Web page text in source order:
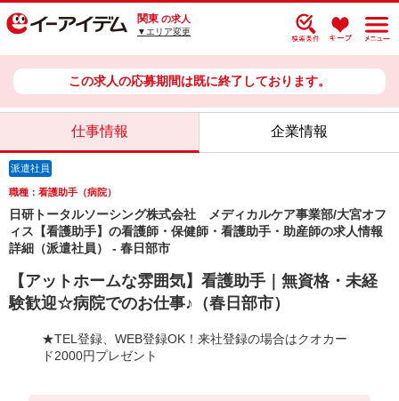
関東 の求人
▼エリア変更
この求人の応募期間は既に終了しております。
仕事情報 企業情報
派遣社員
職種：看護助手（病院）
日研トータルソーシング株式会社 メディカルケア事業部/大宮オフ
ィス【看護助手】の看護師・保健師・看護助手・助産師の求人情報
詳細（派遣社員） - 春日部市
【アットホームな雰囲気】看護助手｜無資格・未経
験歓迎☆病院でのお仕事♪（春日部市）
★TEL登録、WEB登録OK！来社登録の場合はクオカー
ド2000円プレゼント